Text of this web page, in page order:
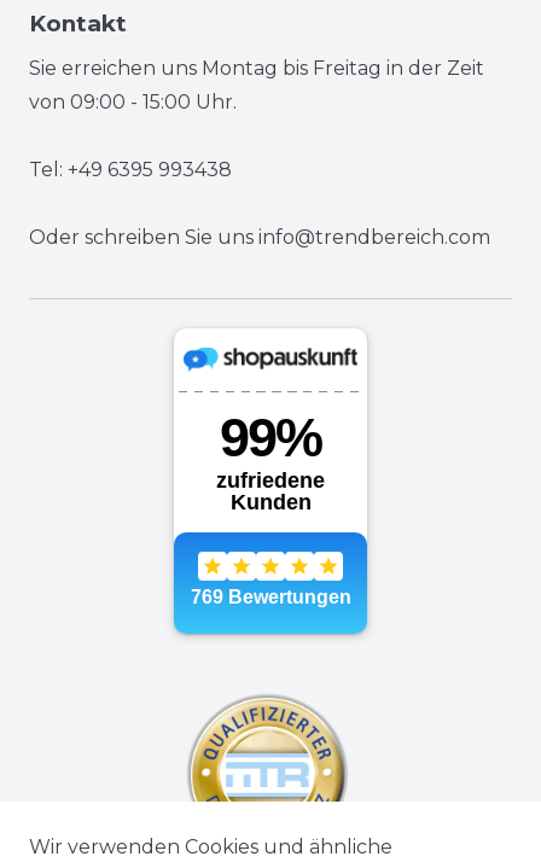
Kontakt
Sie erreichen uns Montag bis Freitag in der Zeit
von 09:00 - 15:00 Uhr.
Tel: +49 6395 993438
Oder schreiben Sie uns info@trendbereich.com
Wir verwenden Cookies und ähnliche